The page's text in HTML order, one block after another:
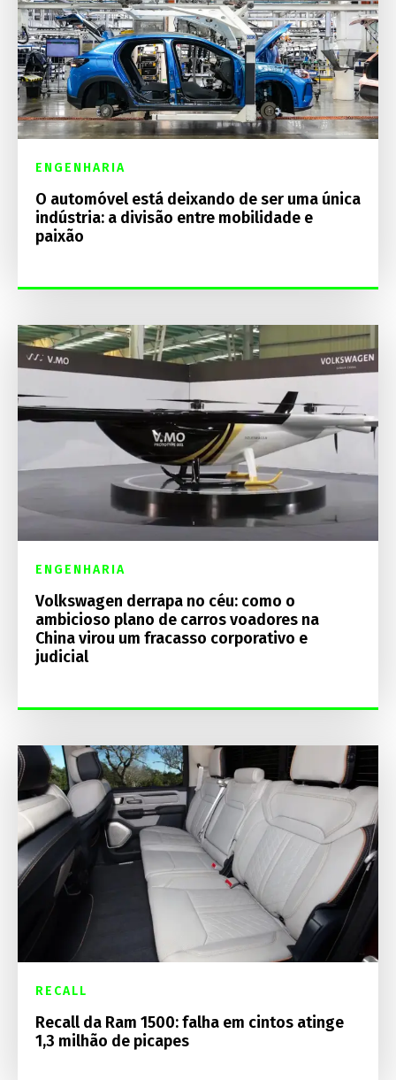
ENGENHARIA
O automóvel está deixando de ser uma única
indústria: a divisão entre mobilidade e
paixão
ENGENHARIA
Volkswagen derrapa no céu: como o
ambicioso plano de carros voadores na
China virou um fracasso corporativo e
judicial
RECALL
Recall da Ram 1500: falha em cintos atinge
1,3 milhão de picapes